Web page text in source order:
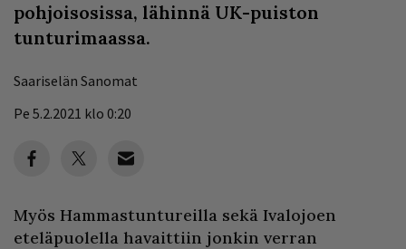
pohjoisosissa, lähinnä UK-puiston
tunturimaassa.
Saariselän Sanomat
Pe 5.2.2021 klo 0:20
Myös Hammastuntureilla sekä Ivalojoen
eteläpuolella havaittiin jonkin verran